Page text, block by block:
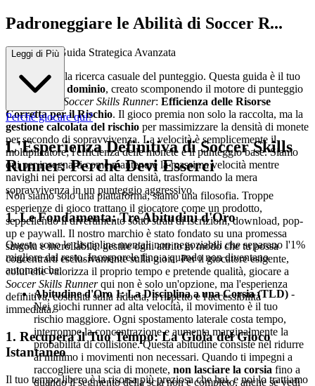
Padroneggiare le Abilità di Soccer R...
unner: Una Guida Strategica Avanzata
Hai superato la ricerca casuale del punteggio. Questa guida è il tuo
schema per il dominio, creato scomponendo il motore di punteggio
Soccer Skills Runner: Efficienza delle Risorse
Corretta per il Rischio. Il gioco premia non solo la raccolta, ma la
gestione calcolata del rischio per massimizzare la densità di monete
per secondo di sopravvivenza. La velocità è semplicemente il
moltiplicatore; l'efficienza delle monete è il punteggio base. Siamo
qui per insegnarti come mantenere la massima velocità mentre
navighi nei percorsi ad alta densità, trasformando la mera
sopravvivenza in un punteggio aggressivo.
1. Le Fondamenta: Tre Abitudini d'Oro
Queste sono le discipline mentali non negoziabili che separano l'1%
migliore dal resto. Incorporele fino a quando non diventano
automatiche.
Abitudine d'Oro 1: La Disciplina a una Corsia (TLD) -
Nei giochi runner ad alta velocità, il movimento è il tuo
rischio maggiore. Ogni spostamento laterale costa tempo,
interrompe la concentrazione e aumenta marginalmente la
probabilità di collisione. Questa abitudine consiste nel ridurre
al minimo i movimenti non necessari. Quando ti impegni a
raccogliere una scia di monete, non lasciare la corsia fino a
quando il segmento della scia non è completo, anche se vedi
Leggi di Più
Perché giocare qui?
L'Esperienza Definitiva di Soccer Skills
Runner: Perché Devi Esserci
Non siamo solo una piattaforma; siamo una filosofia. Troppe
esperienze di gioco trattano il giocatore come un prodotto,
seppellendo il divertimento sotto strati di iscrizioni, download, pop-
up e paywall. Il nostro marchio è stato fondato su una promessa
singola e incrollabile: gestire ogni attrito in modo che tu possa
concentrarti esclusivamente sulla gioia. Per il giocatore esigente,
colui che valorizza il proprio tempo e pretende qualità, giocare a
Soccer Skills Runnerqui non è solo un'opzione, ma l'esperienza
definitiva, costruita sulla fiducia, il rispetto e l'accessibilità
immediata.
1. Recupera il Tuo Tempo: La Gioia del Gioco
Istantaneo
Il tuo tempo libero è la risorsa più preziosa che hai, e noi lo trattiamo